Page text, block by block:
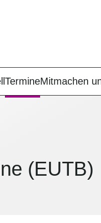
TermineMitmachen
(EUTB)